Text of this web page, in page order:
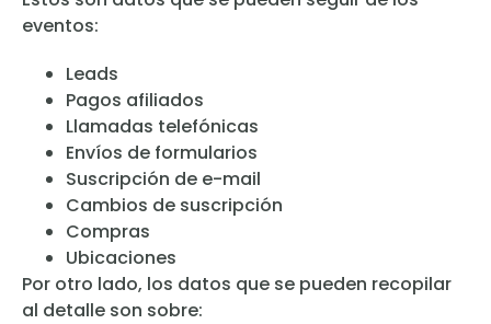
eventos:
Leads
Pagos afiliados
Llamadas telefónicas
Envíos de formularios
Suscripción de e-mail
Cambios de suscripción
Compras
Ubicaciones
Por otro lado, los datos que se pueden recopilar
al detalle son sobre: